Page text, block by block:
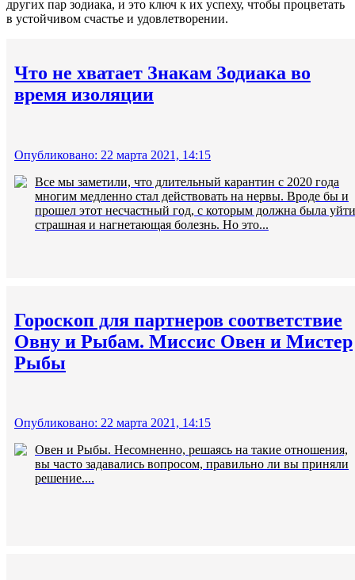
других пар зодиака, и это ключ к их успеху, чтобы процветать
в устойчивом счастье и удовлетворении.
Что не хватает Знакам Зодиака во
время изоляции
Опубликовано: 22 марта 2021, 14:15
Все мы заметили, что длительный карантин с 2020 года
многим медленно стал действовать на нервы. Вроде бы и
прошел этот несчастный год, с которым должна была уйти
страшная и нагнетающая болезнь. Но это...
Гороскоп для партнеров соответствие
Овну и Рыбам. Миссис Овен и Мистер
Рыбы
Опубликовано: 22 марта 2021, 14:15
Овен и Рыбы. Несомненно, решаясь на такие отношения,
вы часто задавались вопросом, правильно ли вы приняли
решение....